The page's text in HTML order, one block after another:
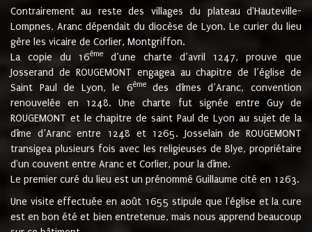
Contrairement au reste des villages du plateau d'Hauteville-
Lompnes, Aranc dépendait du diocèse de Lyon. Le curier du lieu
gère les vicaire de Corlier, Montgriffon.
La copie du 16ème
d’une charte d’avril 1247, prouve que
Josserand de ROUGEMONT engagea au chapitre de l’église de
Saint Paul de Lyon, le 6èmedes dîmes d’Aranc, convention
renouvelée en 1248. Une charte fut signée entre Guy de
ROUGEMONT et le chapitre de saint Paul de Lyon au sujet de la
dîme d’Aranc entre 1248 et 1265. Josselain de ROUGEMONT
transigea plusieurs fois avec les religieuses de Blye, propriétaire
d'un couvent entre Aranc et Corlier, pour la dîme.
Le premier curé du lieu est un prénommé Guillaume cité en 1263.
Une visite effectuée en août 1655 stipule que l'église et la cure
est en bon été et bien entretenue, mais nous apprend beaucoup